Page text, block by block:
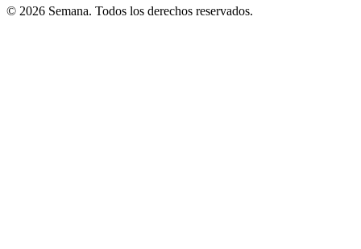
© 2026 Semana. Todos los derechos reservados.